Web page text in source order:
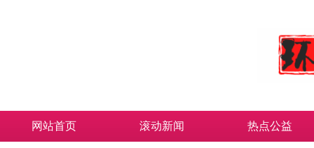
网站首页 滚动新闻 热点公益